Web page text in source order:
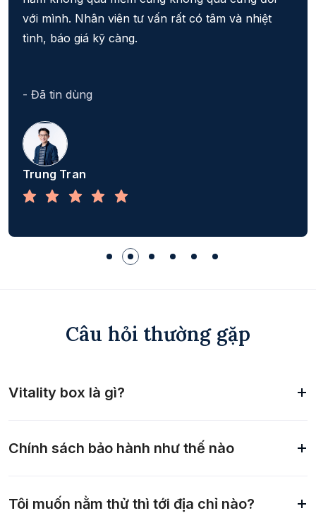
với mình. Nhân viên tư vấn rất có tâm và nhiệt
tình, báo giá kỹ càng.
- Đã tin dùng
Trung Tran
Câu hỏi thường gặp
Vitality box là gì?
Chính sách bảo hành như thế nào
Tôi muốn nằm thử thì tới địa chỉ nào?